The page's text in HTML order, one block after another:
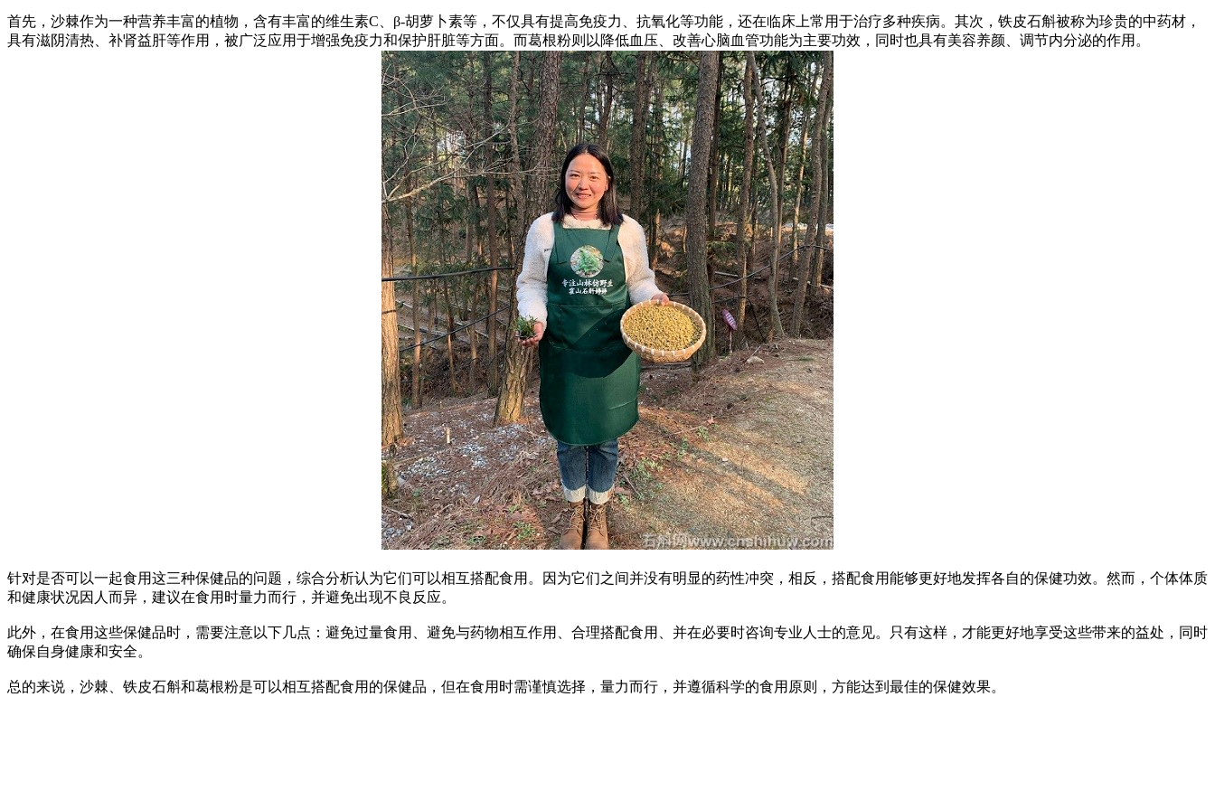
首先，沙棘作为一种营养丰富的植物，含有丰富的维生素C、β-胡萝卜素等，不仅具有提高免疫力、抗氧化等功能，还在临床上常用于治疗多种疾病。其次，铁皮石斛被称为珍贵的中药材，
具有滋阴清热、补肾益肝等作用，被广泛应用于增强免疫力和保护肝脏等方面。而葛根粉则以降低血压、改善心脑血管功能为主要功效，同时也具有美容养颜、调节内分泌的作用。
针对是否可以一起食用这三种保健品的问题，综合分析认为它们可以相互搭配食用。因为它们之间并没有明显的药性冲突，相反，搭配食用能够更好地发挥各自的保健功效。然而，个体体质
和健康状况因人而异，建议在食用时量力而行，并避免出现不良反应。
此外，在食用这些保健品时，需要注意以下几点：避免过量食用、避免与药物相互作用、合理搭配食用、并在必要时咨询专业人士的意见。只有这样，才能更好地享受这些带来的益处，同时
确保自身健康和安全。
总的来说，沙棘、铁皮石斛和葛根粉是可以相互搭配食用的保健品，但在食用时需谨慎选择，量力而行，并遵循科学的食用原则，方能达到最佳的保健效果。